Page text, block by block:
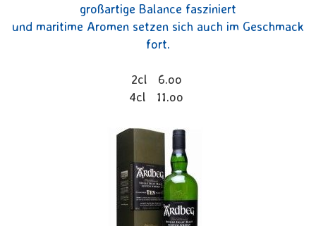
großartige Balance fasziniert
und maritime Aromen setzen sich auch im Geschmack
fort.
2cl 6.oo
4cl 11.oo